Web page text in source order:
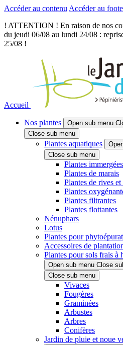
Accéder au contenu Accéder au
! ATTENTION ! En raison de nos
du jeudi 06/08 au lundi 24/08 :
25/08 !
Accueil
Nos plantes Open sub menu
Close sub menu
Plantes aquatiques
Close sub menu
Plantes immergées
Plantes de marais
Plantes de rives et
Plantes
Plantes filtrantes
Plantes flottantes
Nénuphars
Lotus
Plantes pour
Accessoires de
Plantes pour sols frais à
Open sub menu Close
Close sub menu
Vivaces
Fougères
Graminées
Arbustes
Arbres
Conifères
Jardin de pluie et noue